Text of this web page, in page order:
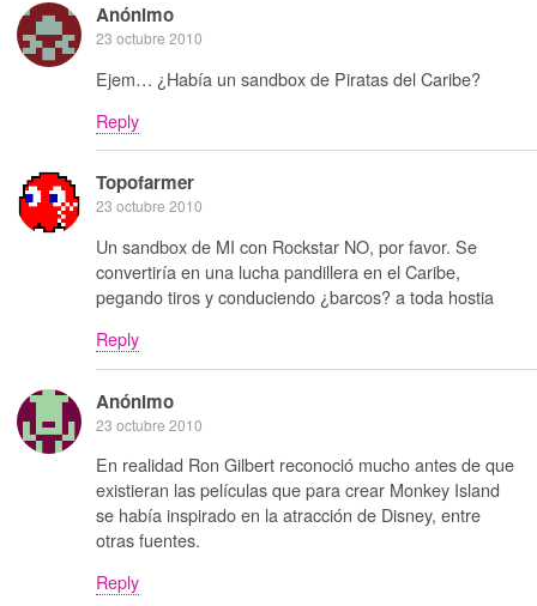
Anónimo
23 octubre 2010
Ejem… ¿Había un sandbox de Piratas del Caribe?
Reply
Topofarmer
23 octubre 2010
Un sandbox de MI con Rockstar NO, por favor. Se
convertiría en una lucha pandillera en el Caribe,
pegando tiros y conduciendo ¿barcos? a toda hostia
Reply
Anónimo
23 octubre 2010
En realidad Ron Gilbert reconoció mucho antes de que
existieran las películas que para crear Monkey Island
se había inspirado en la atracción de Disney, entre
otras fuentes.
Reply